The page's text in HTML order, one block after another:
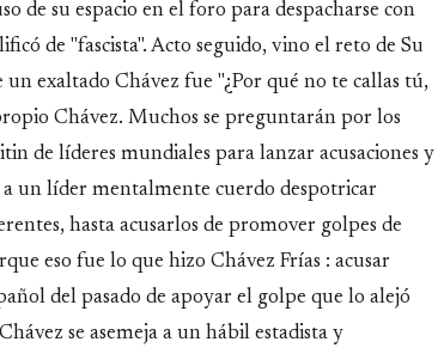
de su espacio en el foro para despacharse con
de "fascista". Acto seguido, vino el reto de Su
exaltado Chávez fue "¿Por qué no te callas tú,
Chávez. Muchos se preguntarán por los
de líderes mundiales para lanzar acusaciones y
a un líder mentalmente cuerdo despotricar
hasta acusarlos de promover golpes de
eso fue lo que hizo Chávez Frías : acusar
del pasado de apoyar el golpe que lo alejó
se asemeja a un hábil estadista y